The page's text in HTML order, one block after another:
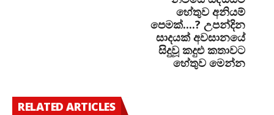
හේතුව අනියම්
පෙමක්....? උපන්දින
සාදයක් අවසානයේ
සිදුවූ කදුළු කතාවට
හේතුව මෙන්න
RELATED ARTICLES